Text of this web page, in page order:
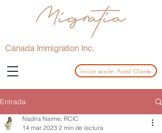
Iniciar sesión: Portal Cliente
Canada Immigration Inc.
Entrada
Nadira Naime, RCIC
14 mar 2023 2 min de lectura